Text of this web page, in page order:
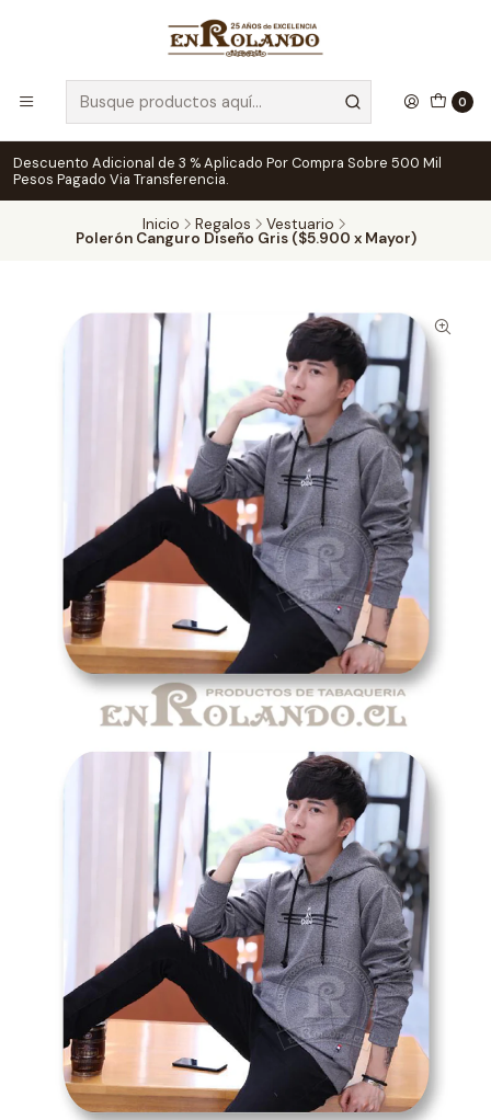
0
Descuento Adicional de 3 % Aplicado Por Compra Sobre 500 Mil
Pesos Pagado Via Transferencia.
Inicio Regalos Vestuario
Polerón Canguro Diseño Gris ($5.900 x Mayor)